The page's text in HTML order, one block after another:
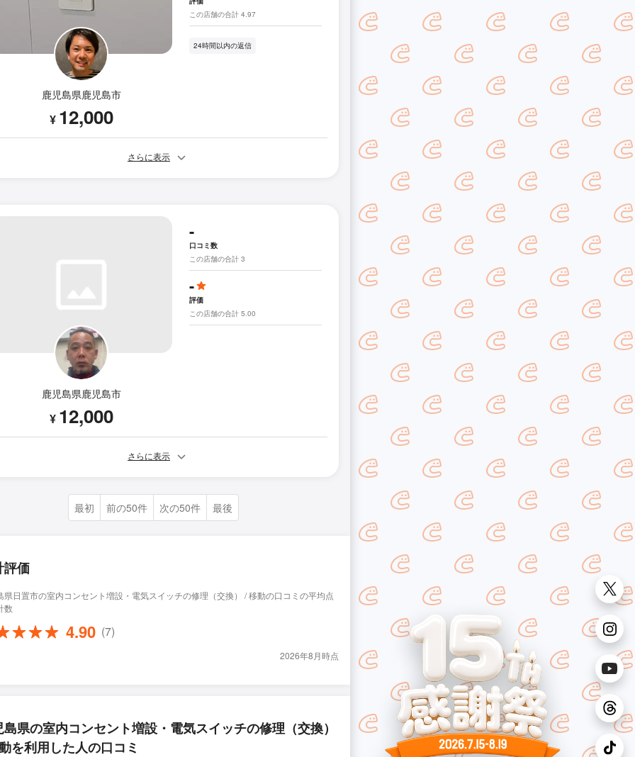
鹿児島県鹿児島市
¥ 12,000
この店舗の合計 4.97
24時間以内の返信
さらに表示
鹿児島県鹿児島市
¥ 12,000
-
口コミ数
この店舗の合計 3
-
評価
この店舗の合計 5.00
さらに表示
最初 前の50件 次の50件 最後
評価
県日置市の室内コンセント増設・電気スイッチの修理（交換） / 移動の口コミの平均点
数
4.90 (7)
2026年8月時点
島県の室内コンセント増設・電気スイッチの修理（交換）
を利用した人の口コミ